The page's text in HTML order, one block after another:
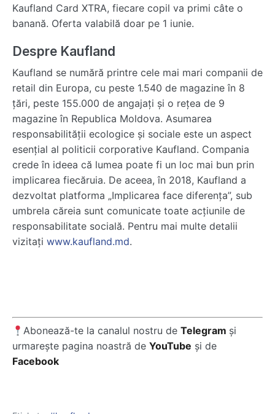
Kaufland Card XTRA, fiecare copil va primi câte o
banană. Oferta valabilă doar pe 1 iunie.
Despre Kaufland
Kaufland se numără printre cele mai mari companii de
retail din Europa, cu peste 1.540 de magazine în 8
țări, peste 155.000 de angajați și o rețea de 9
magazine în Republica Moldova. Asumarea
responsabilității ecologice și sociale este un aspect
esențial al politicii corporative Kaufland. Compania
crede în ideea că lumea poate fi un loc mai bun prin
implicarea fiecăruia. De aceea, în 2018, Kaufland a
dezvoltat platforma „Implicarea face diferența”, sub
umbrela căreia sunt comunicate toate acțiunile de
responsabilitate socială. Pentru mai multe detalii
vizitați www.kaufland.md.
Abonează-te la canalul nostru deTelegram și
urmarește pagina noastră de YouTube și de
Facebook